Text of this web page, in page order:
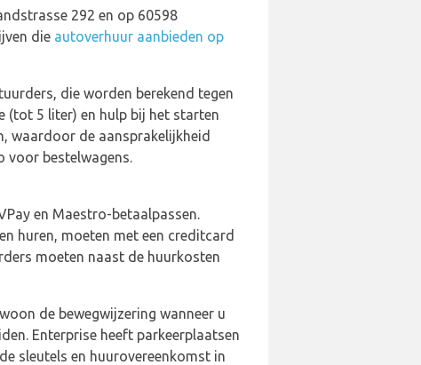
292 en op 60598
die autoverhuur aanbieden op
die worden berekend tegen
(tot 5 liter) en hulp bij het starten
waardoor de aansprakelijkheid
voor bestelwagens.
en Maestro-betaalpassen.
huren, moeten met een creditcard
moeten naast de huurkosten
de bewegwijzering wanneer u
Enterprise heeft parkeerplaatsen
sleutels en huurovereenkomst in